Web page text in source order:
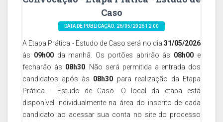
Caso
DATA DE PUBLICAÇÃO: 26/05/2026 12:00
A Etapa Prática - Estudo de Caso será no dia 31/05/2026
às 09h00 da manhã. Os portões abrirão às 08h00 e
fecharão às 08h30. Não será permitida a entrada dos
candidatos após às 08h30 para realização da Etapa
Prática - Estudo de Caso. O local da etapa está
disponível individualmente na área do inscrito de cada
candidato ao acessar sua conta no site do processo